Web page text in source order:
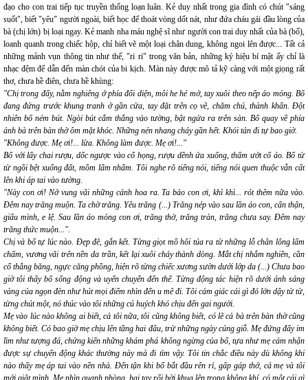
đạo cho con trai tiếp tục truyền thống loạn luân. Kẻ duy nhất trong gia đình có chút "sáng
suốt", biết "yêu" người ngoài, biết học để thoát vòng dốt nát, như đứa cháu gái đầu lòng của
bà (chị lớn) bị loại ngay. Kẻ manh nha máu nghệ sĩ như người con trai duy nhất của bà (bố),
loanh quanh trong chiếc hộp, chỉ biết vẽ một loại chân dung, không ngoi lên được... Tất cả
những mảnh vụn thông tin như thế, "ri ri" trong văn bản, những ký hiệu bí mật ấy chỉ là
nhạc đệm để dẫn đến màn chót của bi kịch. Màn này được mô tả kỹ càng với một giọng rất
thơ, chưa hề điên, chưa hề khùng:
"Chị trong đấy, nằm nghiêng ở phía đối diện, môi he hé mở, tay xuôi theo nếp áo mỏng. Bố
đang đứng trước khung tranh ở gần cửa, tay đặt trên cọ vẽ, chăm chú, thành khẩn. Đột
nhiên bố ném bút. Ngòi bút cắm thẳng vào tường, bật ngửa ra trên sàn. Bố quay về phía
ảnh bà trên bàn thờ ôm mặt khóc. Những nén nhang cháy gần hết. Khói tản đi tự bao giờ.
"Không được. Mẹ ơi!... lừa. Không làm được. Mẹ ơi!..."
Bố với lấy chai rượu, dốc ngược vào cổ họng, rượu dềnh ứa xuống, thấm ướt cổ áo. Bố từ
từ ngồi bệt xuống đất, mồm lẩm nhẩm. Tôi nghe rõ tiếng nói, tiếng nói quen thuộc vẫn cất
lên khi áp tai vào tường.
"Này con ơi! Nở vung vãi những cánh hoa ra. Ta bảo con ơi, khì khì... rót thêm nữa vào.
Đêm nay trăng muộn. Ta chờ trăng. Yêu trăng (...) Trăng nép vào sau lần áo con, cẩn thận,
giấu mình, e lệ. Sau lần áo mỏng con ơi, trăng thở, trăng tràn, trăng chưa say. Đêm nay
trăng thức muộn...".
Chị và bố tự lúc nào. Đẹp đẽ, gắn kết. Từng giọt mồ hôi túa ra từ những lỗ chân lông lấm
chấm, vương vãi trên nền da trần, kết lại xuôi chảy thành dòng. Mắt chị nhắm nghiền, cần
cổ thẳng băng, ngực căng phồng, hiện rõ từng chiếc xương sườn dưới lớp da (...) Chưa bao
giờ tôi thấy bố sống động và uyển chuyển đến thế. Từng động tác hiện rõ dưới ánh sáng
vàng của ngọn đèn như hút mọi điểm nhìn đến u mê đi. Tôi cảm giác cái gì đó lớn dậy từ từ,
từng chút một, nó thúc vào tôi những cú huých khó chịu đến gai người.
Mẹ vào lúc nào không ai biết, cả tôi nữa, tôi cũng không biết, có lẽ cả bà trên bàn thờ cũng
không biết. Có bao giờ mẹ chịu lên tầng hai đâu, trừ những ngày cúng giỗ. Mẹ đứng đấy im
lìm như tượng đá, chứng kiến những khám phá không ngừng của bố, tựa như mẹ cảm nhận
được sự chuyển động khác thường này mà đi tìm vậy. Tôi tin chắc điều này dù không khi
nào thấy mẹ áp tai vào nền nhà. Đến tận khi bố bắt đầu rên rỉ, gấp gáp thở, cả mẹ và tôi
mới giật mình. Mẹ nhìn quanh phòng, hai tay rối bời khua lên trong không khí, có một cái gì